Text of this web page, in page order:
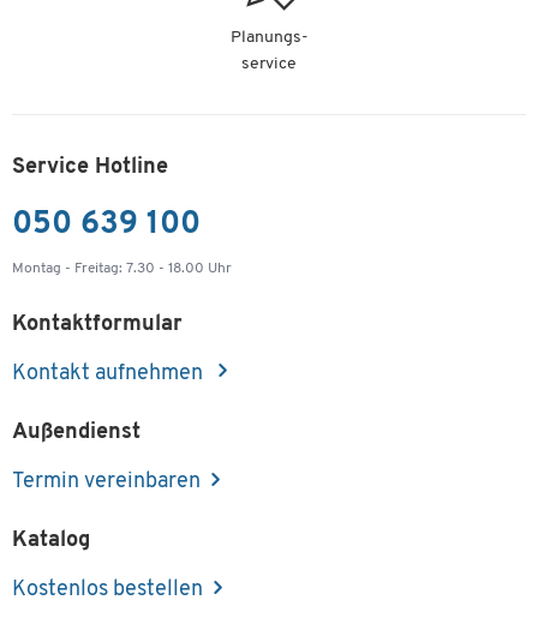
Planungs-
service
Service Hotline
050 639 100
Montag - Freitag: 7.30 - 18.00 Uhr
Kontaktformular
Kontakt aufnehmen
Außendienst
Termin vereinbaren
Katalog
Kostenlos bestellen